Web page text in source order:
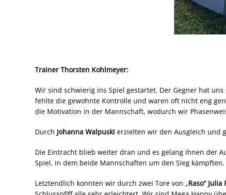
Trainer Thorsten Kohlmeyer:
Wir sind schwierig ins Spiel gestartet. Der Gegner hat
fehlte die gewohnte Kontrolle und waren oft nicht eng
die Motivation in der Mannschaft, wodurch wir
Durch Johanna Walpuski erzielten wir den Ausgleich und
Die Eintracht blieb weiter dran und es gelang ihnen der
Spiel, in dem beide Mannschaften um den Sieg kämpften.
Letztendlich konnten wir durch zwei Tore von „Raso“ Julia